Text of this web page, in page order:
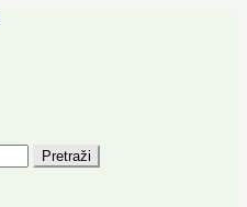
Pretraži